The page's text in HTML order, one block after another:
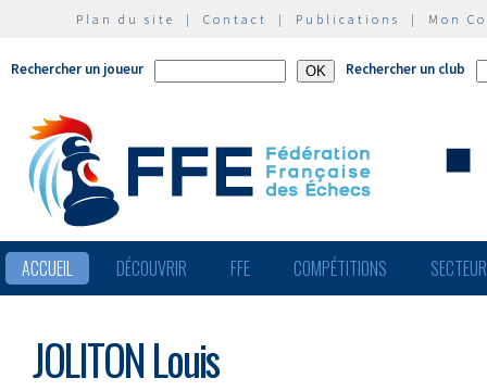
Plan du site | Contact | Publications | Mon
Rechercher un joueur Rechercher un club
ACCUEIL DÉCOUVRIR FFE COMPÉTITIONS
JOLITON Louis